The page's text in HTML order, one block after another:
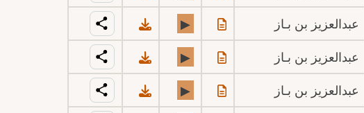
عبدالعزيز بن بـاز ▶
عبدالعزيز بن بـاز ▶
عبدالعزيز بن بـاز ▶